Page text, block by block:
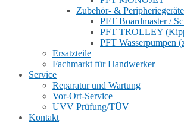
Zubehör- & Peripheriegeräte
PFT Boardmaster /
PFT TROLLEY
PFT Wasserpumpen
Ersatzteile
Fachmarkt für Handwerker
Service
Reparatur und Wartung
Vor-Ort-Service
UVV Prüfung/TÜV
Kontakt